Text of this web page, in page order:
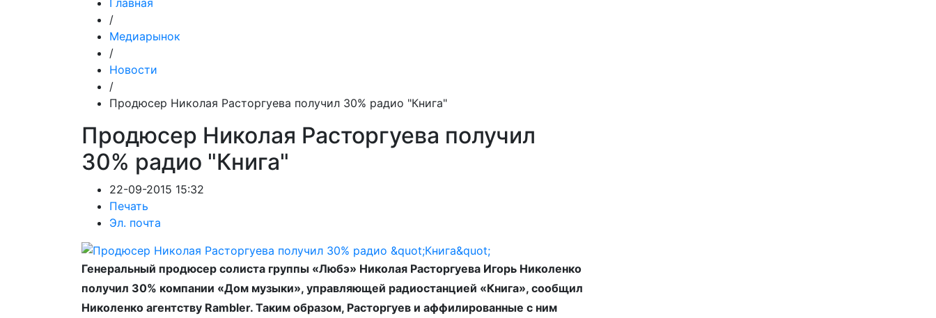
Главная
/
Медиарынок
/
Новости
/
Продюсер Николая Расторгуева получил 30% радио "Книга"
Продюсер Николая Расторгуева получил
30% радио "Книга"
22-09-2015 15:32
Печать
Эл. почта
Генеральный продюсер солиста группы «Любэ» Николая Расторгуева Игорь Николенко
получил 30% компании «Дом музыки», управляющей радиостанцией «Книга», сообщил
Николенко агентству Rambler. Таким образом, Расторгуев и аффилированные с ним